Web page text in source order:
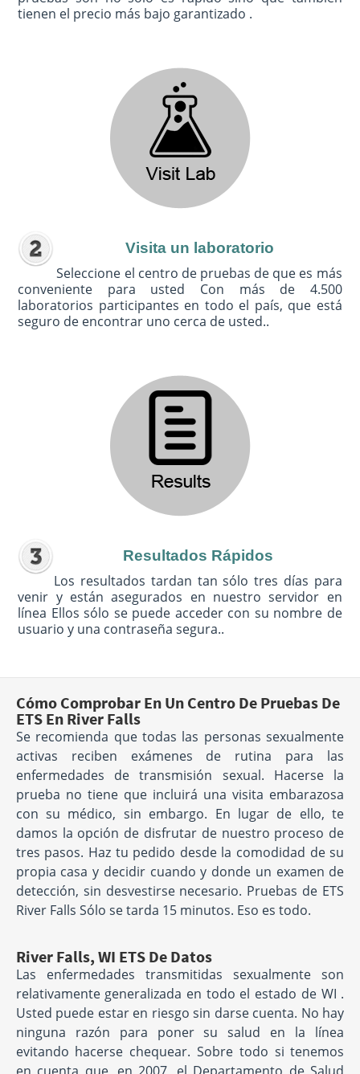
tienen el precio más bajo garantizado .
Visita un laboratorio
Seleccione el centro de pruebas de que es más
conveniente para usted Con más de 4.500
laboratorios participantes en todo el país, que está
seguro de encontrar uno cerca de usted..
Resultados Rápidos
Los resultados tardan tan sólo tres días para
venir y están asegurados en nuestro servidor en
línea Ellos sólo se puede acceder con su nombre de
usuario y una contraseña segura..
Cómo Comprobar En Un Centro De Pruebas De
ETS En River Falls
Se recomienda que todas las personas sexualmente
activas reciben exámenes de rutina para las
enfermedades de transmisión sexual. Hacerse la
prueba no tiene que incluirá una visita embarazosa
con su médico, sin embargo. En lugar de ello, te
damos la opción de disfrutar de nuestro proceso de
tres pasos. Haz tu pedido desde la comodidad de su
propia casa y decidir cuando y donde un examen de
detección, sin desvestirse necesario. Pruebas de ETS
River Falls Sólo se tarda 15 minutos. Eso es todo.
River Falls, WI ETS De Datos
Las enfermedades transmitidas sexualmente son
relativamente generalizada en todo el estado de WI .
Usted puede estar en riesgo sin darse cuenta. No hay
ninguna razón para poner su salud en la línea
evitando hacerse chequear. Sobre todo si tenemos